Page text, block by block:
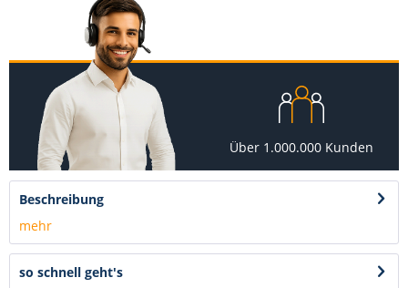
Über 1.000.000 Kunden
Beschreibung
mehr
so schnell geht's